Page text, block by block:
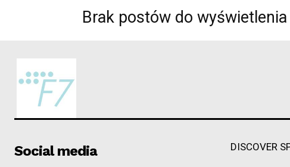
Brak postów do wyświetlenia
Social media DISCOVER